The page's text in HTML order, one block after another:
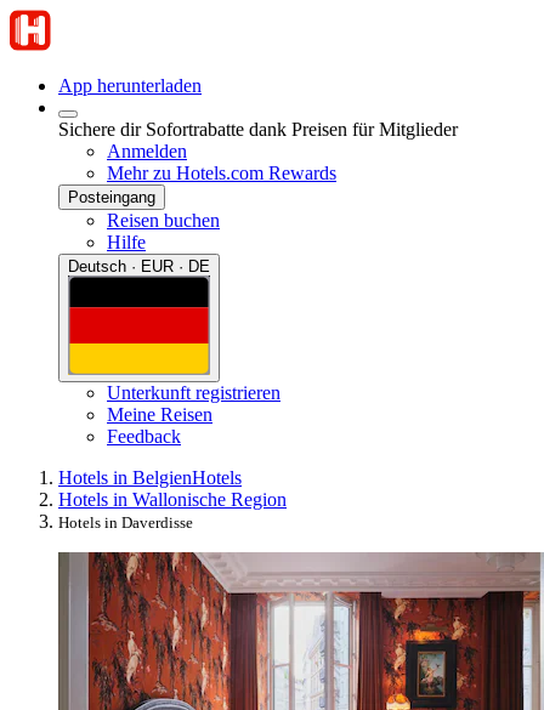
App herunterladen
Sichere dir Sofortrabatte dank Preisen für Mitglieder
Anmelden
Mehr zu Hotels.com Rewards
Posteingang
Reisen buchen
Hilfe
Deutsch · EUR · DE
Unterkunft registrieren
Meine Reisen
Feedback
Hotels in BelgienHotels
Hotels in Wallonische Region
Hotels in Daverdisse